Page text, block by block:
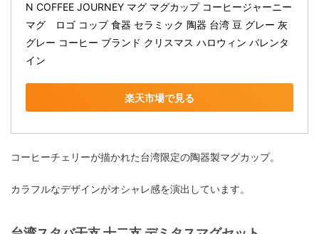
N COFFEE JOURNEY マグ マグカップ コーヒージャーニー
マグ　ロゴ コップ 食器 セラミック 陶器 台湾 豆 グレー 灰
グレー コーヒー ブランド クリスマス ハロウィン バレンタ
イン
楽天市場で見る
コーヒーチェリーが描かれた台湾限定の陶器製マグカップ。
カラフルなデザインがオシャレ感を演出しています。